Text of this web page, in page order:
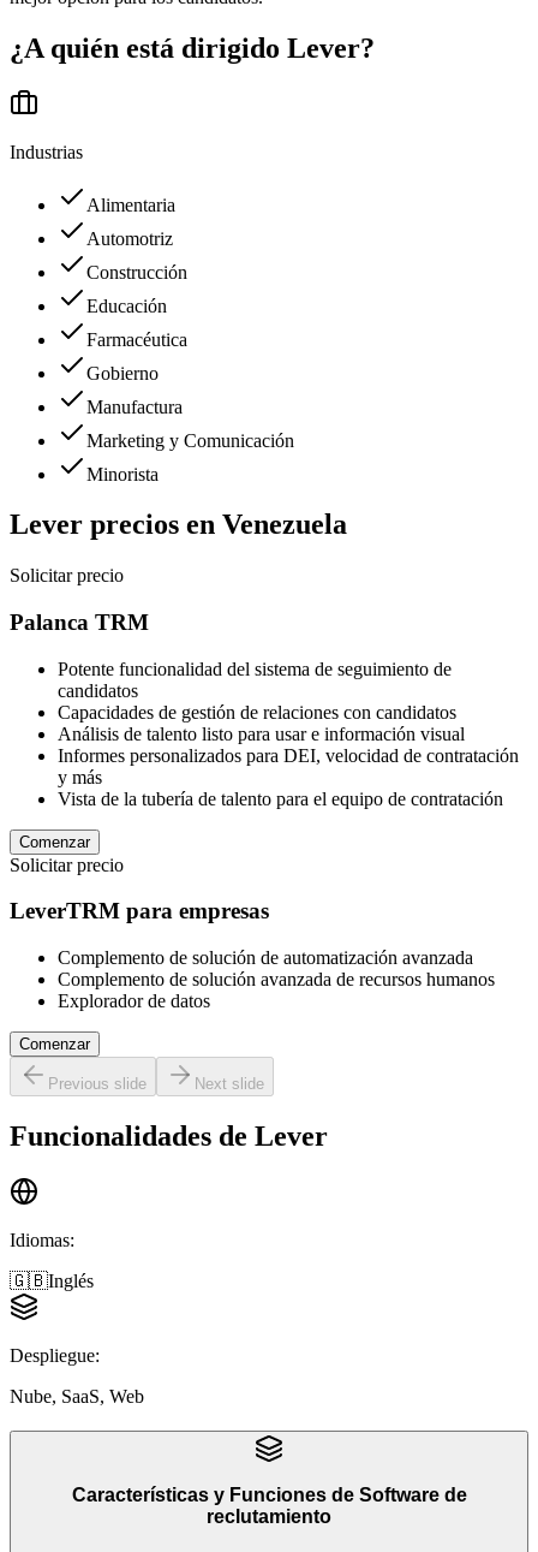
¿A quién está dirigido Lever?
Industrias
Alimentaria
Automotriz
Construcción
Educación
Farmacéutica
Gobierno
Manufactura
Marketing y Comunicación
Minorista
Lever precios en Venezuela
Solicitar precio
Palanca TRM
Potente funcionalidad del sistema de seguimiento de
candidatos
Capacidades de gestión de relaciones con candidatos
Análisis de talento listo para usar e información visual
Informes personalizados para DEI, velocidad de contratación
y más
Vista de la tubería de talento para el equipo de contratación
Comenzar
Solicitar precio
LeverTRM para empresas
Complemento de solución de automatización avanzada
Complemento de solución avanzada de recursos humanos
Explorador de datos
Comenzar
Previous slide Next slide
Funcionalidades de Lever
Idiomas:
🇬🇧Inglés
Despliegue:
Nube, SaaS, Web
Características y Funciones de Software de
reclutamiento